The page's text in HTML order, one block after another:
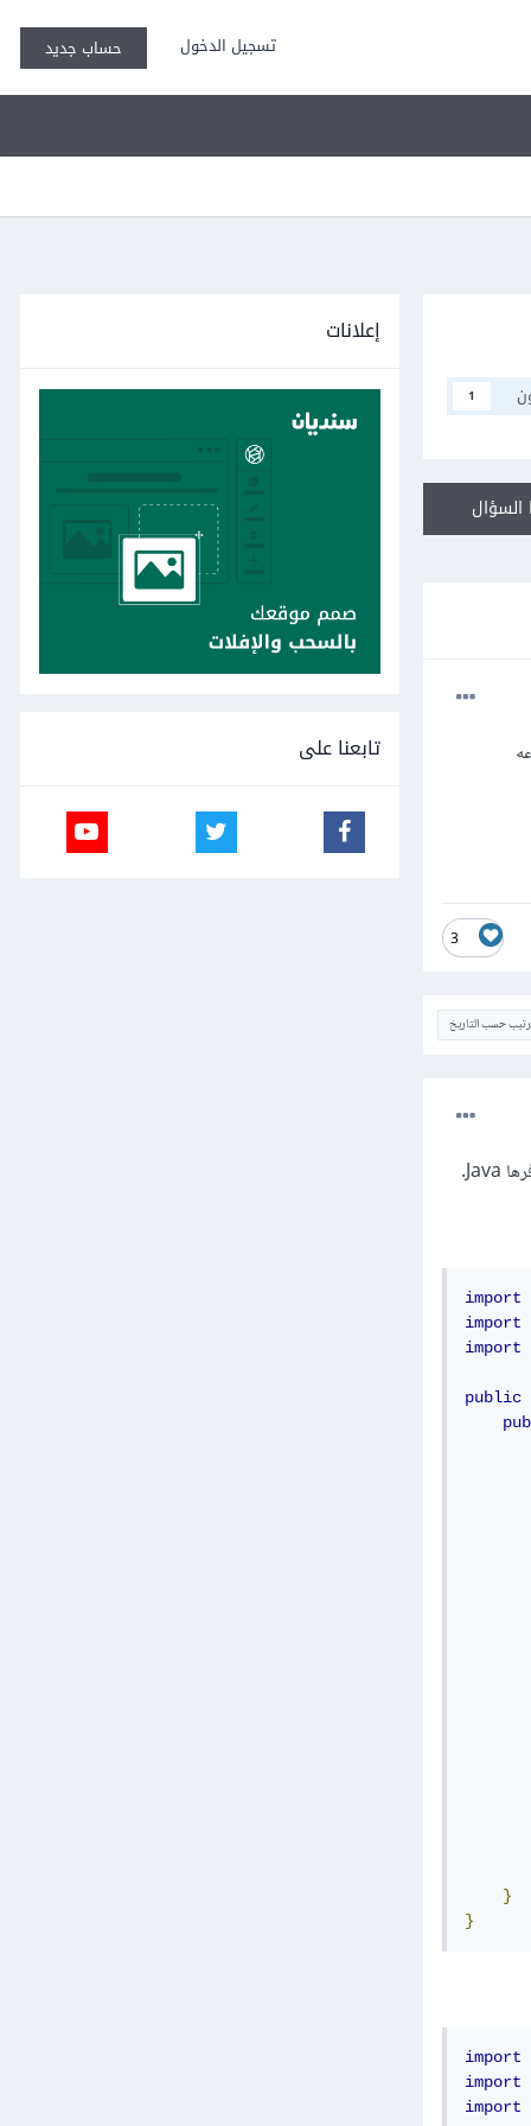
تسجيل الدخول حساب جديد
1
3
حسب التاريخ
import
import
import
public
}
}
import
import
import
إعلانات
تابعنا على